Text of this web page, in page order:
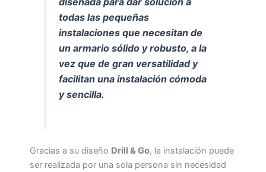
todas las pequeñas
instalaciones que necesitan de
un armario sólido y robusto, a la
vez que de gran versatilidad y
facilitan una instalación cómoda
y sencilla.
Gracias a su diseño Drill & Go, la instalación puede
ser realizada por una sola persona sin necesidad